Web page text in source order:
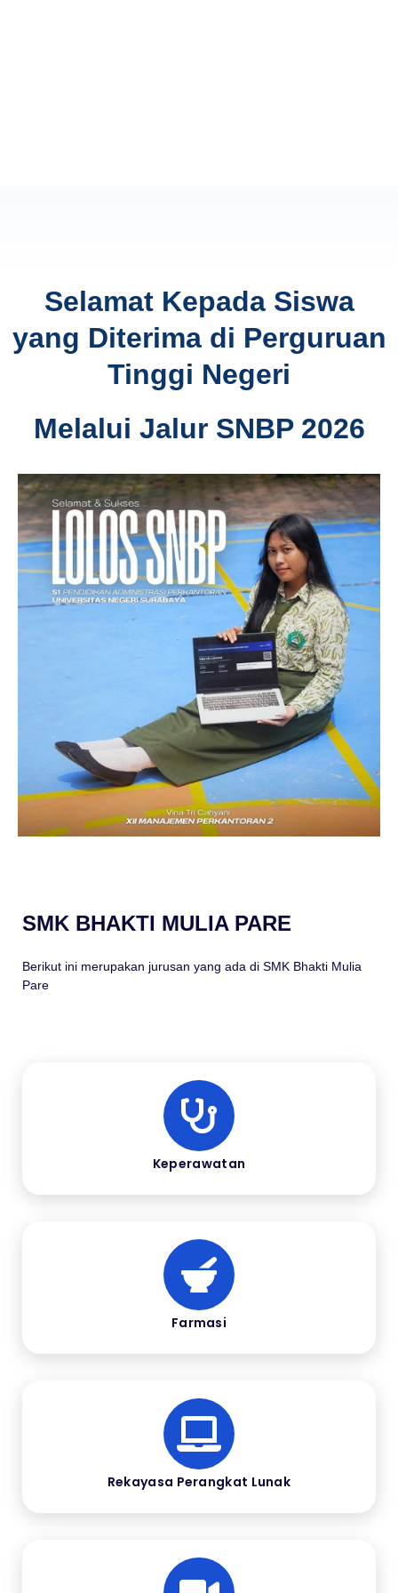
Selamat Kepada Siswa
yang Diterima di Perguruan
Tinggi Negeri
Melalui Jalur SNBP 2026
SMK BHAKTI MULIA PARE
Berikut ini merupakan jurusan yang ada di SMK Bhakti Mulia
Pare
Keperawatan
Farmasi
Rekayasa Perangkat Lunak